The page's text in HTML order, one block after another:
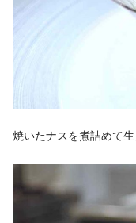
焼いたナスを煮詰めて